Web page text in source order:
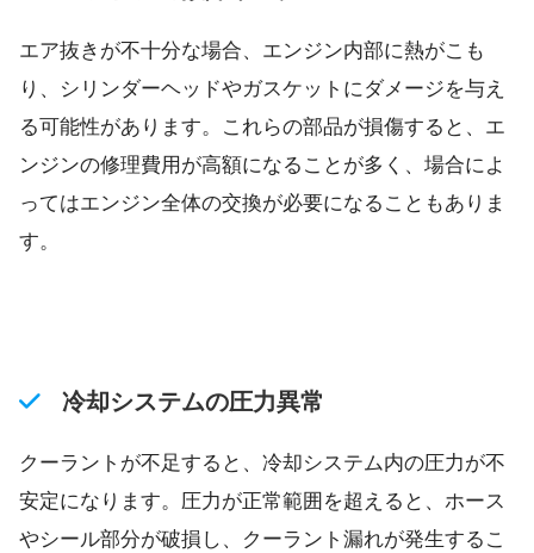
エア抜きが不十分な場合、エンジン内部に熱がこも
り、シリンダーヘッドやガスケットにダメージを与え
る可能性があります。これらの部品が損傷すると、エ
ンジンの修理費用が高額になることが多く、場合によ
ってはエンジン全体の交換が必要になることもありま
す。
冷却システムの圧力異常
クーラントが不足すると、冷却システム内の圧力が不
安定になります。圧力が正常範囲を超えると、ホース
やシール部分が破損し、クーラント漏れが発生するこ